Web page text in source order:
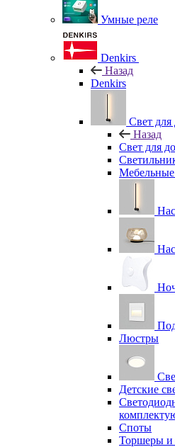
Умные реле
Denkirs
Назад
Denkirs
Свет для
Назад
Свет для
Мебельные
Люстры
Детские
Споты
Торшеры и